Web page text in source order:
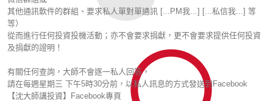
其他通訊軟件的群組、要求私人單對單通訊 [...PM我...] [...私信我...] 等
等）
從而進行任何投資投機活動；亦不會要求捐獻，更不會要求提供任何投資
及捐獻的證明！
有關任何查詢，大師不會逐一私人回答，
請在每週星期三 下午5時30分前，以私人訊息的方式發送到Facebook
【沈大師講投資】Facebook專頁